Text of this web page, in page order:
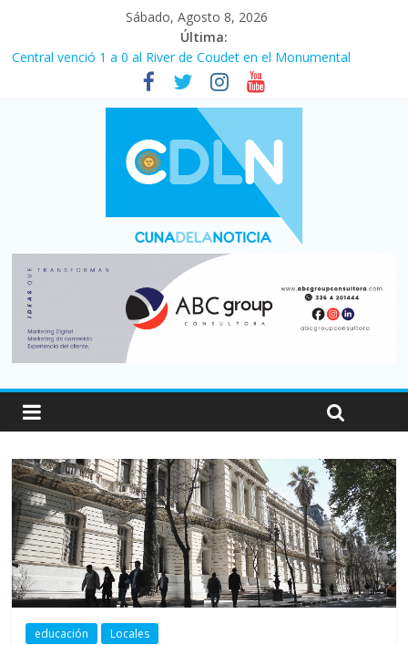
Sábado, Agosto 8, 2026
Última:
Central venció 1 a 0 al River de Coudet en el Monumental
La morosidad alcanzó su nivel más alto en dos décadas y ya
afecta a 400 mil deudores en Santa Fe
Desde que asumió Milei cerraron 41.000 kioscos: el sector
denuncia crisis como en 2001
Vacaciones de invierno con más movimiento y consumo
turístico: 4,6 millones de personas viajaron por el país, un 5,9%
Fuerte caída de la venta de autos usados en julio: bajó un 12,6%
educación Locales